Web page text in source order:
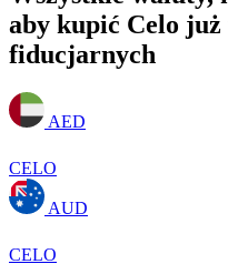
aby kupić Celo
fiducjarnych
AED
CELO
AUD
CELO